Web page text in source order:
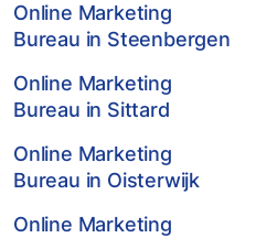
Online Marketing
Bureau in Steenbergen
Online Marketing
Bureau in Sittard
Online Marketing
Bureau in Oisterwijk
Online Marketing